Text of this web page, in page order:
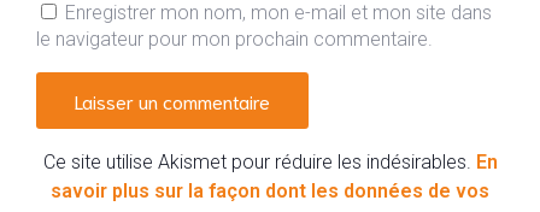
Enregistrer mon nom, mon e-mail et mon site dans
le navigateur pour mon prochain commentaire.
Ce site utilise Akismet pour réduire les indésirables. En
savoir plus sur la façon dont les données de vos